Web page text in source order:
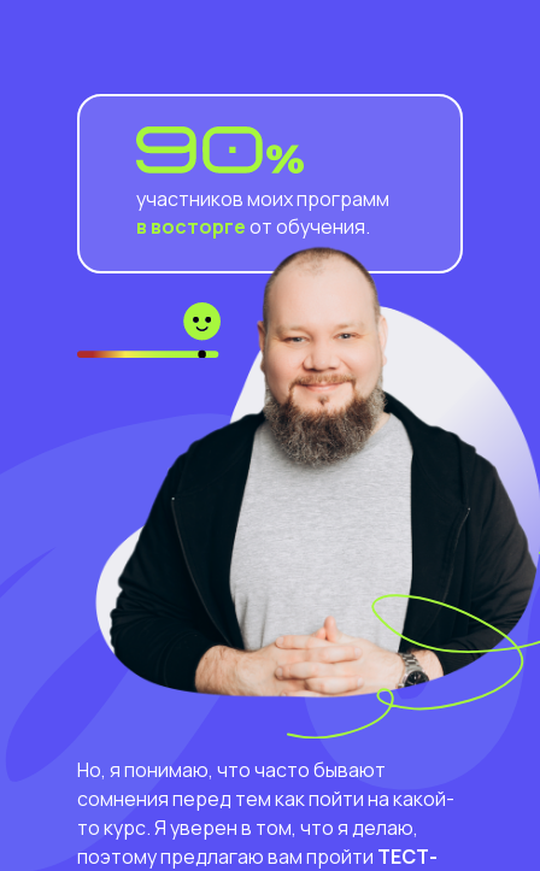
Но, я понимаю, что часто бывают
сомнения перед тем как пойти на какой-
то курс. Я уверен в том, что я делаю,
поэтому предлагаю вам пройти ТЕСТ-
участников моих программ
в восторгеот обучения.